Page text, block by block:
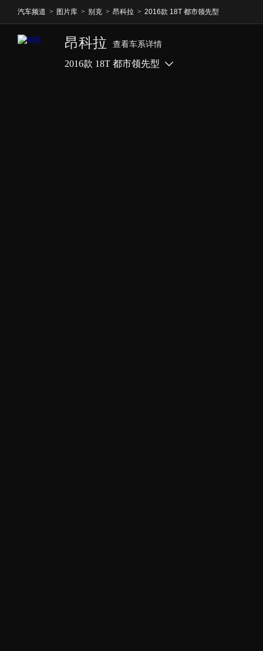
汽车频道 > 图片库 > 别克 > 昂科拉 > 2016款 18T 都市领先型
昂科拉 查看车系详情
2016款 18T 都市领先型